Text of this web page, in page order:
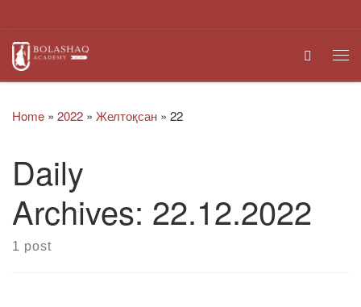
Search
Home » 2022 » Желтоқсан » 22
Daily
Archives: 22.12.2022
1 post